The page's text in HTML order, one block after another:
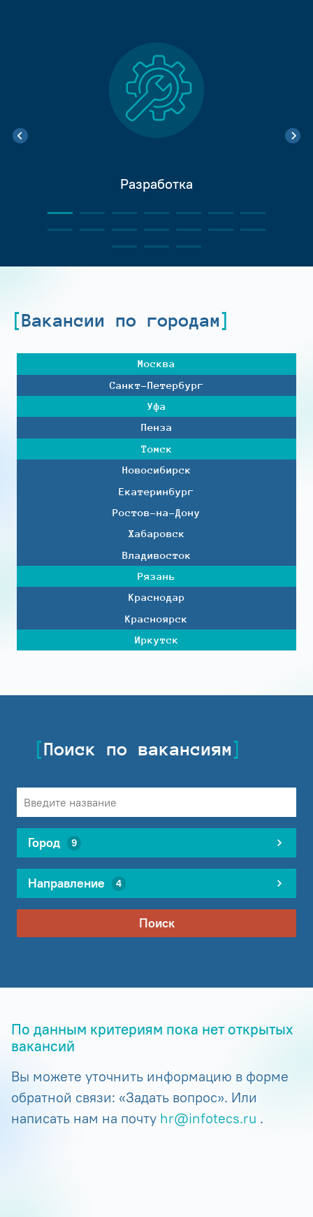
Разработка
Вакансии по городам
Москва
Санкт-Петербург
Уфа
Пенза
Томск
Новосибирск
Екатеринбург
Ростов-на-Дону
Хабаровск
Владивосток
Рязань
Краснодар
Красноярск
Иркутск
Поиск по вакансиям
Город 9
Направление 4
Поиск
По данным критериям пока нет открытых
вакансий
Вы можете уточнить информацию в форме
обратной связи: «Задать вопрос». Или
написать нам на почту hr@infotecs.ru .